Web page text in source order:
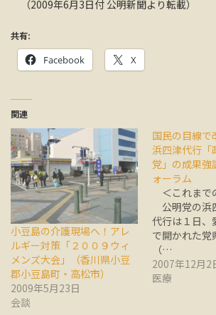
（2009年6月3日付 公明新聞より転載）
共有:
Facebook X
関連
小豆島の介護現場へ！アレ
ルギー対策「２００９ウィ
メンズ大会」（香川県小豆
郡小豆島町・高松市）
2009年5月23日
会談
国民の目線で
浜四津代行「
党」の成果強
ォーラム
＜これまで
公明党の浜
代行は１日、
で開かれた党
（…
2007年12月2
医療